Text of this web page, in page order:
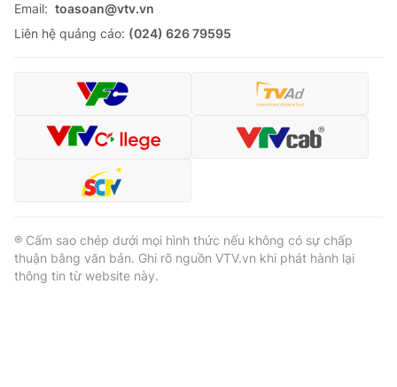
Email: toasoan@vtv.vn
Liên hệ quảng cáo: (024) 626 79595
® Cấm sao chép dưới mọi hình thức nếu không có sự chấp
thuận bằng văn bản. Ghi rõ nguồn VTV.vn khi phát hành lại
thông tin từ website này.